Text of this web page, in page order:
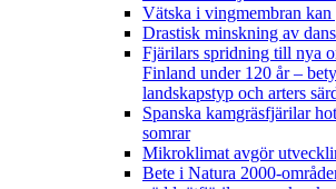
Vätska i vingmembran
Drastisk minskning av
Fjärilars spridning till nya
Finland under 120 år–
landskapstyp och arters
Spanska kamgräsfjärilar
somrar
Mikroklimat avgör
Bete i Natura 2000-